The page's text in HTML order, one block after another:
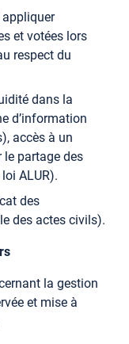
et votées lors
respect du
dans la
d’information
accès à un
partage des
ALUR).
des
des actes civils).
la gestion
et mise à